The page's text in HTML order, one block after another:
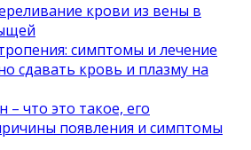
крови из вены в
симптомы и лечение
сдавать кровь и плазму на
– что это такое, его
появления и симптомы